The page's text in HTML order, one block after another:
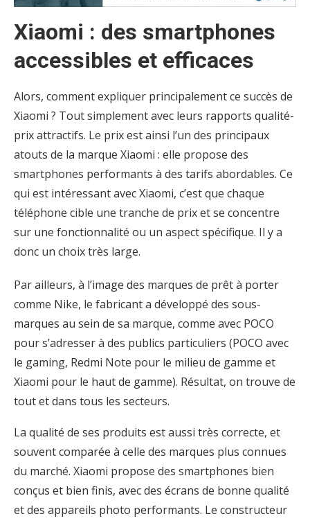
Xiaomi : des smartphones
accessibles et efficaces
Alors, comment expliquer principalement ce succès de
Xiaomi ? Tout simplement avec leurs rapports qualité-
prix attractifs. Le prix est ainsi l’un des principaux
atouts de la marque Xiaomi : elle propose des
smartphones performants à des tarifs abordables. Ce
qui est intéressant avec Xiaomi, c’est que chaque
téléphone cible une tranche de prix et se concentre
sur une fonctionnalité ou un aspect spécifique. Il y a
donc un choix très large.
Par ailleurs, à l’image des marques de prêt à porter
comme Nike, le fabricant a développé des sous-
marques au sein de sa marque, comme avec POCO
pour s’adresser à des publics particuliers (POCO avec
le gaming, Redmi Note pour le milieu de gamme et
Xiaomi pour le haut de gamme). Résultat, on trouve de
tout et dans tous les secteurs.
La qualité de ses produits est aussi très correcte, et
souvent comparée à celle des marques plus connues
du marché. Xiaomi propose des smartphones bien
conçus et bien finis, avec des écrans de bonne qualité
et des appareils photo performants. Le constructeur